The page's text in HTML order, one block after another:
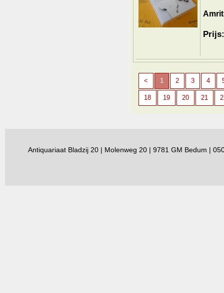
< 1 2 3 4
18 19 20 21
Antiquariaat Bladzij 20 | Molenweg 20 | 9781 GM Bedum |